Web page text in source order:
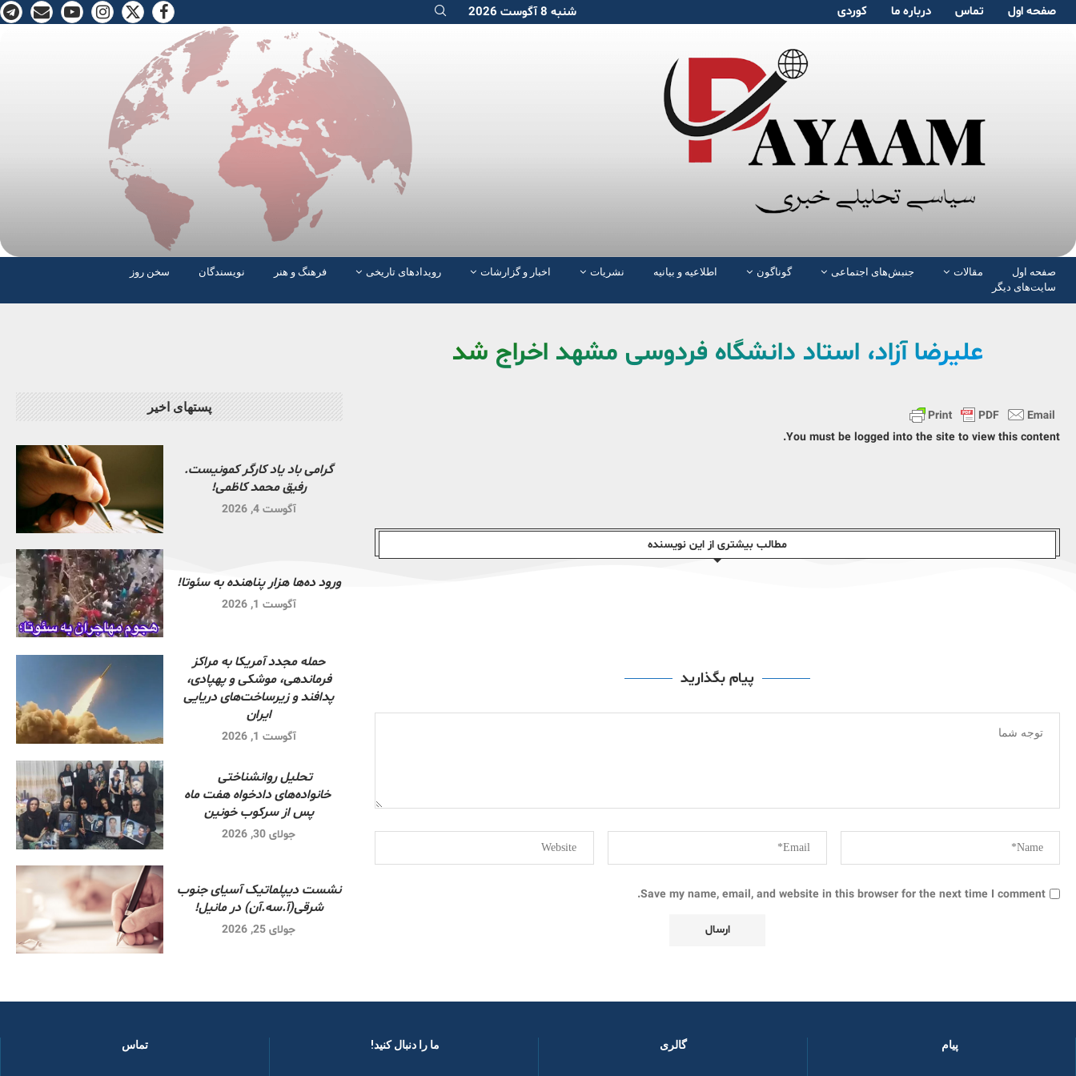
صفحە اول تماس دربارە ما کوردی شنبه 8 آگوست 2026
صفحە اول مقالات جنبش‌های اجتماعی گوناگون اطلاعیه و بیانیه نشریات اخبار و گزارشات رویدادهای تاریخی فرهنگ و هنر نویسندگان
سخن روز
سایت‌های دیگر
علیرضا آزاد، استاد دانشگاه فردوسی مشهد اخراج شد
You must be logged into the site to view this content.
مطالب بیشتری از این نویسندە
پیام بگذارید
Save my name, email, and website in this browser for the next time I comment.
پستهای اخیر
گرامی باد یاد کارگر کمونیست.
رفیق محمد کاظمی!
آگوست 4, 2026
ورود ده‌ها هزار پناهنده به سئوتا!
آگوست 1, 2026
حمله مجدد آمریکا به مراکز
فرماندهی، موشکی و پهپادی،
پدافند و زیرساخت‌های دریایی
ایران
آگوست 1, 2026
تحلیل روانشناختی
خانواده‌های دادخواه هفت ماه
پس از سرکوب خونین
جولای 30, 2026
نشست دیپلماتیک آسیای جنوب
شرقی‌(آ.سه.آن) در مانیل!
جولای 25, 2026
پیام گالری ما را دنبال کنید! ​ تماس